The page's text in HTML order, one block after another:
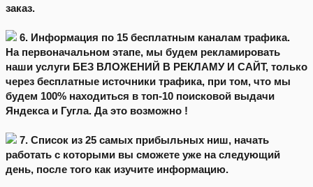
заказ.
6. Информация по 15 бесплатным каналам трафика.
На первоначальном этапе, мы будем рекламировать
наши услуги БЕЗ ВЛОЖЕНИЙ В РЕКЛАМУ И САЙТ, только
через бесплатные источники трафика, при том, что мы
будем 100% находиться в топ-10 поисковой выдачи
Яндекса и Гугла. Да это возможно !
7. Список из 25 самых прибыльных ниш, начать
работать с которыми вы сможете уже на следующий
день, после того как изучите информацию.